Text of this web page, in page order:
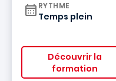
RYTHME
Temps plein
Découvrir la
formation